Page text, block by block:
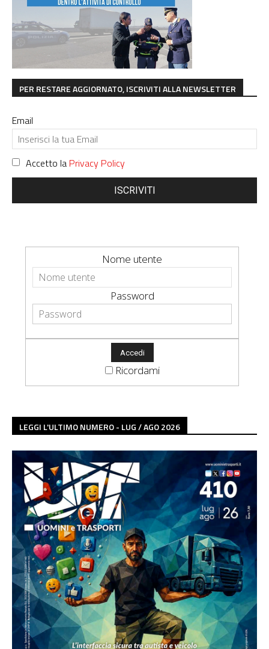
PER RESTARE AGGIORNATO, ISCRIVITI ALLA NEWSLETTER
Email
Accetto la Privacy Policy
ISCRIVITI
Nome utente
Password
Ricordami
LEGGI L'ULTIMO NUMERO - LUG / AGO 2026